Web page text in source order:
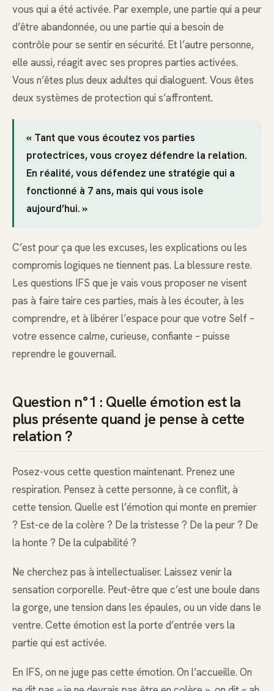
vous qui a été activée. Par exemple, une partie qui a peur
d’être abandonnée, ou une partie qui a besoin de
contrôle pour se sentir en sécurité. Et l’autre personne,
elle aussi, réagit avec ses propres parties activées.
Vous n’êtes plus deux adultes qui dialoguent. Vous êtes
deux systèmes de protection qui s’affrontent.
« Tant que vous écoutez vos parties
protectrices, vous croyez défendre la relation.
En réalité, vous défendez une stratégie qui a
fonctionné à 7 ans, mais qui vous isole
aujourd’hui. »
C’est pour ça que les excuses, les explications ou les
compromis logiques ne tiennent pas. La blessure reste.
Les questions IFS que je vais vous proposer ne visent
pas à faire taire ces parties, mais à les écouter, à les
comprendre, et à libérer l’espace pour que votre Self –
votre essence calme, curieuse, confiante – puisse
reprendre le gouvernail.
Question n°1 : Quelle émotion est la
plus présente quand je pense à cette
relation ?
Posez-vous cette question maintenant. Prenez une
respiration. Pensez à cette personne, à ce conflit, à
cette tension. Quelle est l’émotion qui monte en premier
? Est-ce de la colère ? De la tristesse ? De la peur ? De
la honte ? De la culpabilité ?
Ne cherchez pas à intellectualiser. Laissez venir la
sensation corporelle. Peut-être que c’est une boule dans
la gorge, une tension dans les épaules, ou un vide dans le
ventre. Cette émotion est la porte d’entrée vers la
partie qui est activée.
En IFS, on ne juge pas cette émotion. On l’accueille. On